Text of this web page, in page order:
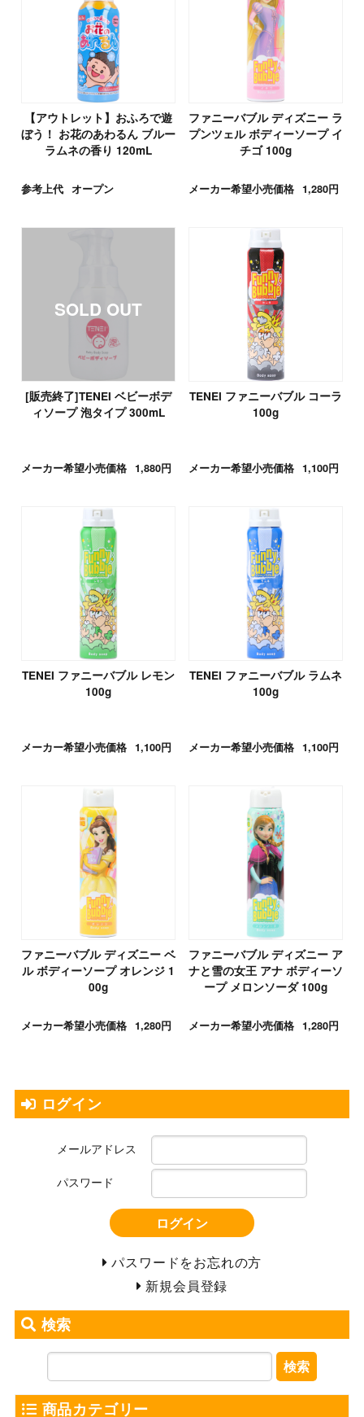
【アウトレット】おふろで遊
ぼう！ お花のあわるん ブルー
ラムネの香り 120mL
参考上代 オープン
ファニーバブル ディズニー ラ
プンツェル ボディーソープ イ
チゴ 100g
メーカー希望小売価格 1,280円
[販売終了]TENEI ベビーボデ
ィソープ 泡タイプ 300mL
メーカー希望小売価格 1,880円
TENEI ファニーバブル コーラ
100g
メーカー希望小売価格 1,100円
TENEI ファニーバブル レモン
100g
メーカー希望小売価格 1,100円
TENEI ファニーバブル ラムネ
100g
メーカー希望小売価格 1,100円
ファニーバブル ディズニー ベ
ル ボディーソープ オレンジ 1
00g
メーカー希望小売価格 1,280円
ファニーバブル ディズニー ア
ナと雪の女王 アナ ボディーソ
ープ メロンソーダ 100g
メーカー希望小売価格 1,280円
ログイン
メールアドレス
パスワード
ログイン
パスワードをお忘れの方
新規会員登録
検索
検索
商品カテゴリー